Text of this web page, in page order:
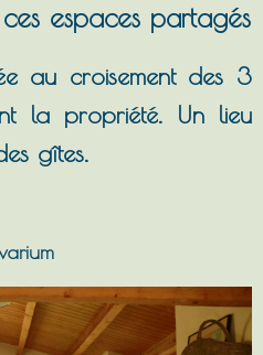
espaces partagés
au croisement des 3
la propriété. Un lieu
gîtes.